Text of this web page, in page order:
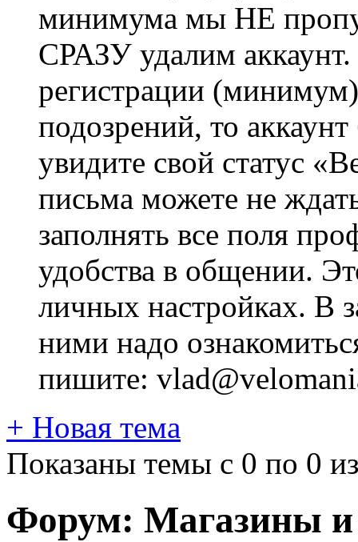
минимума мы НЕ
СРАЗУ удалим
регистрации
подозрений, то
увидите свой статус
письма можете не
заполнять все поля
удобства в общении.
личных настройках. В
ними надо
пишите:
+ Новая тема
Показаны темы с 0 по 0
Форум: Магазины и